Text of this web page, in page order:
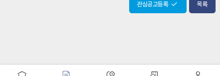
관심공고등록 목록